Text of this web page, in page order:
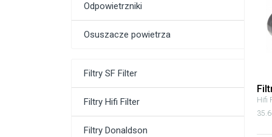
Odpowietrzniki
Osuszacze powietrza
Filtry SF Filter
Filtry Hifi Filter
Filtry Donaldson
Hifi